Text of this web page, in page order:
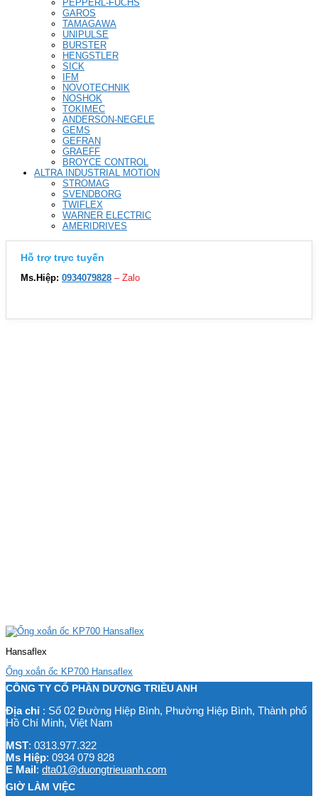
PEPPERL-FUCHS
GAROS
TAMAGAWA
UNIPULSE
BURSTER
HENGSTLER
SICK
IFM
NOVOTECHNIK
NOSHOK
TOKIMEC
ANDERSON-NEGELE
GEMS
GEFRAN
GRAEFF
BROYCE CONTROL
ALTRA INDUSTRIAL MOTION
STROMAG
SVENDBORG
TWIFLEX
WARNER ELECTRIC
AMERIDRIVES
Hỗ trợ trực tuyến
Ms.Hiệp: 0934079828 – Zalo
Hansaflex
Ống xoắn ốc KP700 Hansaflex
CÔNG TY CỔ PHẦN DƯƠNG TRIỀU ANH
Địa chỉ : Số 02 Đường Hiệp Bình, Phường Hiệp Bình, Thành phố
Hồ Chí Minh, Việt Nam
MST: 0313.977.322
Ms Hiệp: 0934 079 828
E Mail: dta01@duongtrieuanh.com
GIỜ LÀM VIỆC